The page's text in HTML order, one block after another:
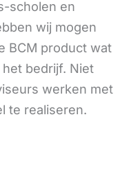
scholen en
wij mogen
BCM product wat
bedrijf. Niet
werken met
te realiseren.